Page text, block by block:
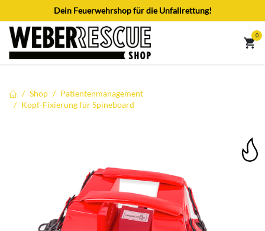
Zum Inhalt springenDein Feuerwehrshop für die Unfallrettung!
0
Shop
Patientenmanagement
Kopf-Fixierung für Spineboard